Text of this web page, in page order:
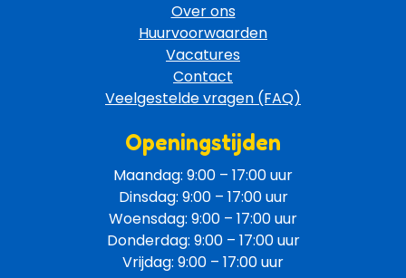
Over ons
Huurvoorwaarden
Vacatures
Contact
Veelgestelde vragen (FAQ)
Openingstijden
Maandag: 9:00 – 17:00 uur
Dinsdag: 9:00 – 17:00 uur
Woensdag: 9:00 – 17:00 uur
Donderdag: 9:00 – 17:00 uur
Vrijdag: 9:00 – 17:00 uur